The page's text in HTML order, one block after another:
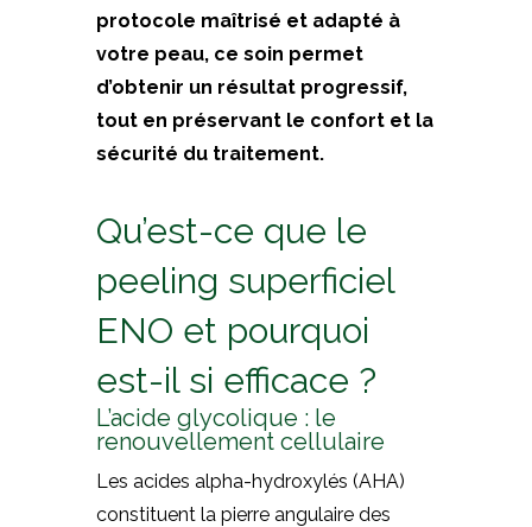
protocole maîtrisé et adapté à
votre peau, ce soin permet
d’obtenir un résultat progressif,
tout en préservant le confort et la
sécurité du traitement.
Qu’est-ce que le
peeling superficiel
ENO et pourquoi
est-il si efficace ?
L’acide glycolique : le
renouvellement cellulaire
Les acides alpha-hydroxylés (AHA)
constituent la pierre angulaire des